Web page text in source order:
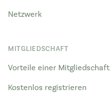
Netzwerk
MITGLIEDSCHAFT
Vorteile einer Mitgliedschaft
Kostenlos registrieren